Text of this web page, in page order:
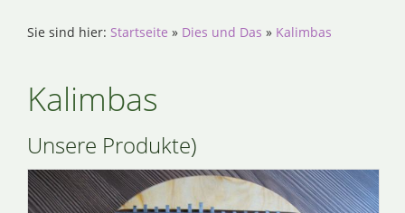
Sie sind hier: Startseite » Dies und Das » Kalimbas
Kalimbas
Unsere Produkte)